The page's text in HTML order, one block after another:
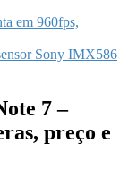
em 960fps,
Sony IMX586
7 –
preço e